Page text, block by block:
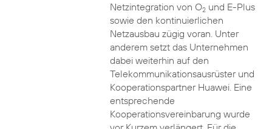
Netzintegration von O2und E-Plus
sowie den kontinuierlichen
Netzausbau zügig voran. Unter
anderem setzt das Unternehmen
dabei weiterhin auf den
Telekommunikationsausrüster und
Kooperationspartner Huawei. Eine
entsprechende
Kooperationsvereinbarung wurde